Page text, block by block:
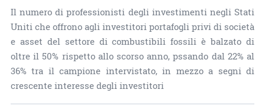
Il numero di professionisti degli investimenti negli Stati
Uniti che offrono agli investitori portafogli privi di società
e asset del settore di combustibili fossili è balzato di
oltre il 50% rispetto allo scorso anno, pssando dal 22% al
36% tra il campione intervistato, in mezzo a segni di
crescente interesse degli investitori